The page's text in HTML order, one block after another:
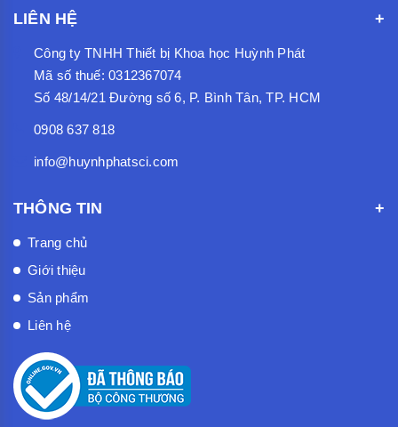
LIÊN HỆ
Công ty TNHH Thiết bị Khoa học Huỳnh Phát
Mã số thuế: 0312367074
Số 48/14/21 Đường số 6, P. Bình Tân, TP. HCM
0908 637 818
info@huynhphatsci.com
THÔNG TIN
Trang chủ
Giới thiệu
Sản phẩm
Liên hệ